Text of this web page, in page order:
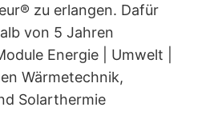
zu erlangen. Dafür
von 5 Jahren
Energie | Umwelt |
Wärmetechnik,
Solarthermie